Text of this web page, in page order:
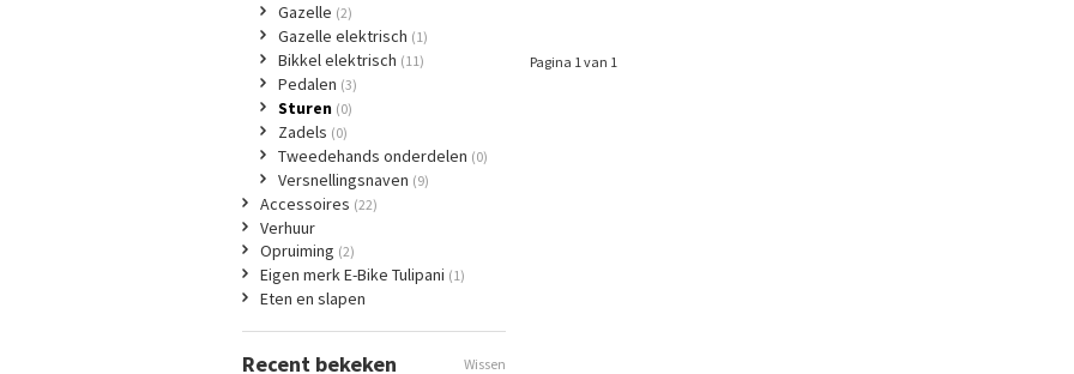
Pagina 1 van 1
Gazelle (2)
Gazelle elektrisch (1)
Bikkel elektrisch (11)
Pedalen (3)
Sturen (0)
Zadels (0)
Tweedehands onderdelen (0)
Versnellingsnaven (9)
Accessoires (22)
Verhuur
Opruiming (2)
Eigen merk E-Bike Tulipani (1)
Eten en slapen
Recent bekeken Wissen